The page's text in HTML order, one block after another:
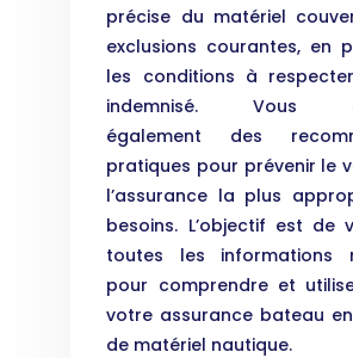
précise du matériel
exclusions courantes, en
les conditions à
indemnisé. Vous
également des
pratiques pour prévenir le
l’assurance la plus
besoins. L’objectif est de
toutes les informations
pour comprendre et
votre assurance bateau
de matériel nautique.